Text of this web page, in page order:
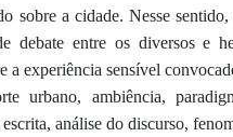
sobre a cidade. Nesse
debate entre os diversos e
a experiência sensível
urbano, ambiência,
análise do discurso,